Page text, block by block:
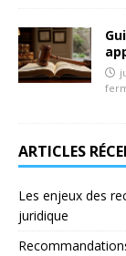
ARTICLES
Les enjeux des
juridique